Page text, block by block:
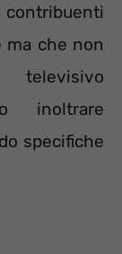
contribuenti
ma che non
televisivo
inoltrare
specifiche